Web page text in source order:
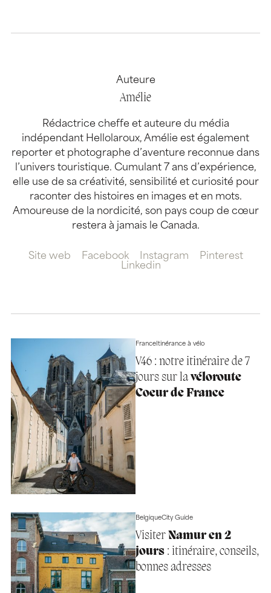
Auteure
Amélie
Rédactrice cheffe et auteure du média
indépendant Hellolaroux, Amélie est également
reporter et photographe d’aventure reconnue dans
l’univers touristique. Cumulant 7 ans d’expérience,
elle use de sa créativité, sensibilité et curiosité pour
raconter des histoires en images et en mots.
Amoureuse de la nordicité, son pays coup de cœur
restera à jamais le Canada.
Site web Facebook Instagram
Pinterest
Linkedin
FranceItinérance à vélo
V46 : notre itinéraire de 7
jours sur lavéloroute
Coeur de France
BelgiqueCity Guide
Visiter Namur en 2
jours: itinéraire, conseils,
bonnes adresses